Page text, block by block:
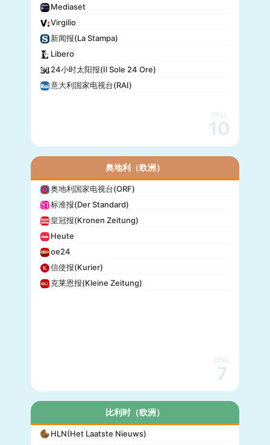
Mediaset
Virgilio
新闻报(La Stampa)
Libero
24小时太阳报(Il Sole 24 Ore)
意大利国家电视台(RAI)
网站
10
奥地利（欧洲）
奥地利国家电视台(ORF)
标准报(Der Standard)
皇冠报(Kronen Zeitung)
Heute
oe24
信使报(Kurier)
克莱恩报(Kleine Zeitung)
网站
7
比利时（欧洲）
HLN(Het Laatste Nieuws)